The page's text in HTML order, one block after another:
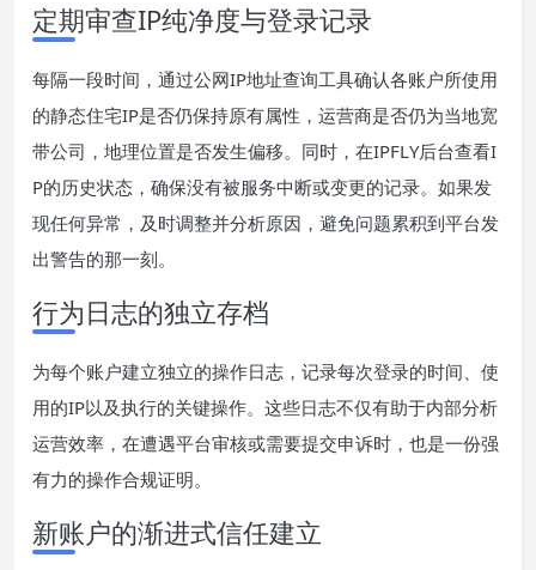
定期审查IP纯净度与登录记录
每隔一段时间，通过公网IP地址查询工具确认各账户所使用
的静态住宅IP是否仍保持原有属性，运营商是否仍为当地宽
带公司，地理位置是否发生偏移。同时，在IPFLY后台查看I
P的历史状态，确保没有被服务中断或变更的记录。如果发
现任何异常，及时调整并分析原因，避免问题累积到平台发
出警告的那一刻。
行为日志的独立存档
为每个账户建立独立的操作日志，记录每次登录的时间、使
用的IP以及执行的关键操作。这些日志不仅有助于内部分析
运营效率，在遭遇平台审核或需要提交申诉时，也是一份强
有力的操作合规证明。
新账户的渐进式信任建立